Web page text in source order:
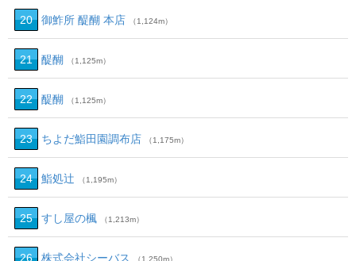
20 御鮓所 醍醐 本店 （1,124m）
21 醍醐 （1,125m）
22 醍醐 （1,125m）
23 ちよだ鮨田園調布店 （1,175m）
24 鮨処辻 （1,195m）
25 すし屋の楓 （1,213m）
26 株式会社シーバス （1,250m）